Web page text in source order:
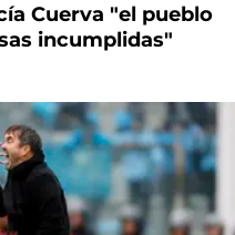
Cuerva "el pueblo
incumplidas"